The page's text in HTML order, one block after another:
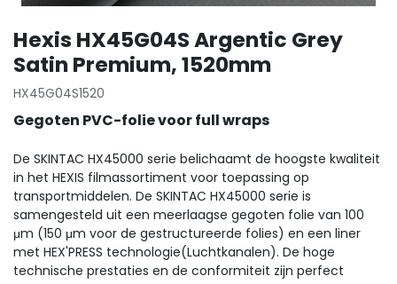
Hexis HX45G04S Argentic Grey
Satin Premium, 1520mm
HX45G04S1520
Gegoten PVC-folie voor full wraps
De SKINTAC HX45000 serie belichaamt de hoogste kwaliteit
in het HEXIS filmassortiment voor toepassing op
transportmiddelen. De SKINTAC HX45000 serie is
samengesteld uit een meerlaagse gegoten folie van 100
μm (150 μm voor de gestructureerde folies) en een liner
met HEX'PRESS technologie(Luchtkanalen). De hoge
technische prestaties en de conformiteit zijn perfect